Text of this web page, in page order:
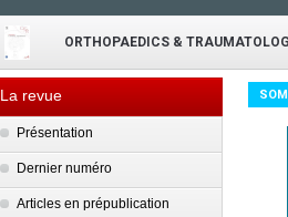
ORTHOPAEDICS &
La revue
Présentation
Dernier numéro
Articles en prépublication